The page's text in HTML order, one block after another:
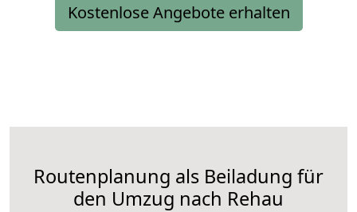
Kostenlose Angebote erhalten
Routenplanung als Beiladung für
den Umzug nach Rehau